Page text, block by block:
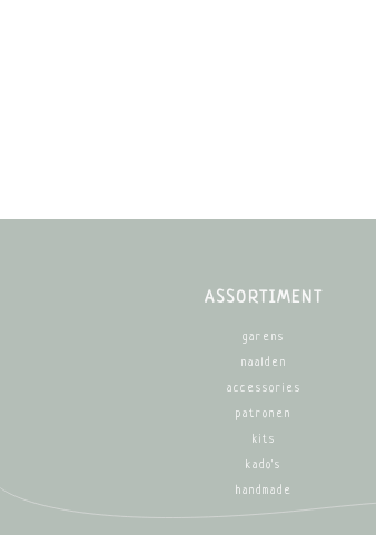
ASSORTIMENT
garens
naalden
accessories
patronen
kits
kado's
handmade